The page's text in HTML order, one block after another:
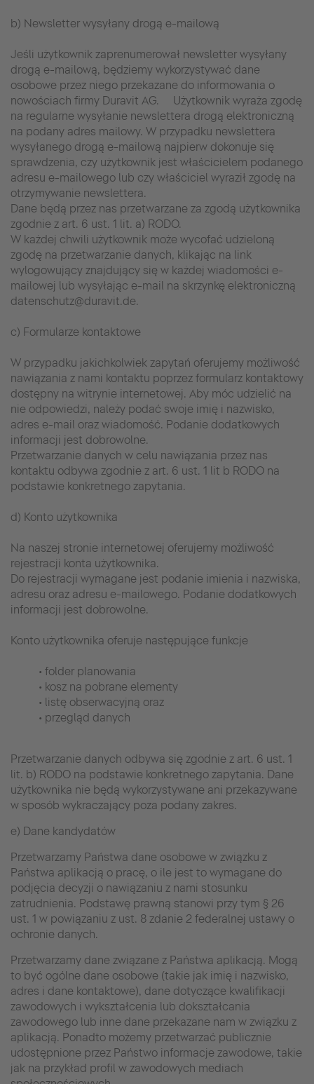
b) Newsletter wysyłany drogą e-mailową
Jeśli użytkownik zaprenumerował newsletter wysyłany
drogą e-mailową, będziemy wykorzystywać dane
osobowe przez niego przekazane do informowania o
nowościach firmy Duravit AG. Użytkownik wyraża zgodę
na regularne wysyłanie newslettera drogą elektroniczną
na podany adres mailowy. W przypadku newslettera
wysyłanego drogą e-mailową najpierw dokonuje się
sprawdzenia, czy użytkownik jest właścicielem podanego
adresu e-mailowego lub czy właściciel wyraził zgodę na
otrzymywanie newslettera.
Dane będą przez nas przetwarzane za zgodą użytkownika
zgodnie z art. 6 ust. 1 lit. a) RODO.
W każdej chwili użytkownik może wycofać udzieloną
zgodę na przetwarzanie danych, klikając na link
wylogowujący znajdujący się w każdej wiadomości e-
mailowej lub wysyłając e-mail na skrzynkę elektroniczną
datenschutz@duravit.de.
c) Formularze kontaktowe
W przypadku jakichkolwiek zapytań oferujemy możliwość
nawiązania z nami kontaktu poprzez formularz kontaktowy
dostępny na witrynie internetowej. Aby móc udzielić na
nie odpowiedzi, należy podać swoje imię i nazwisko,
adres e-mail oraz wiadomość. Podanie dodatkowych
informacji jest dobrowolne.
Przetwarzanie danych w celu nawiązania przez nas
kontaktu odbywa zgodnie z art. 6 ust. 1 lit b RODO na
podstawie konkretnego zapytania.
d) Konto użytkownika
Na naszej stronie internetowej oferujemy możliwość
rejestracji konta użytkownika.
Do rejestracji wymagane jest podanie imienia i nazwiska,
adresu oraz adresu e-mailowego. Podanie dodatkowych
informacji jest dobrowolne.
Konto użytkownika oferuje następujące funkcje
• folder planowania
• kosz na pobrane elementy
• listę obserwacyjną oraz
• przegląd danych
Przetwarzanie danych odbywa się zgodnie z art. 6 ust. 1
lit. b) RODO na podstawie konkretnego zapytania. Dane
użytkownika nie będą wykorzystywane ani przekazywane
w sposób wykraczający poza podany zakres.
e) Dane kandydatów
Przetwarzamy Państwa dane osobowe w związku z
Państwa aplikacją o pracę, o ile jest to wymagane do
podjęcia decyzji o nawiązaniu z nami stosunku
zatrudnienia. Podstawę prawną stanowi przy tym § 26
ust. 1 w powiązaniu z ust. 8 zdanie 2 federalnej ustawy o
ochronie danych.
Przetwarzamy dane związane z Państwa aplikacją. Mogą
to być ogólne dane osobowe (takie jak imię i nazwisko,
adres i dane kontaktowe), dane dotyczące kwalifikacji
zawodowych i wykształcenia lub dokształcania
zawodowego lub inne dane przekazane nam w związku z
aplikacją. Ponadto możemy przetwarzać publicznie
udostępnione przez Państwo informacje zawodowe, takie
jak na przykład profil w zawodowych mediach